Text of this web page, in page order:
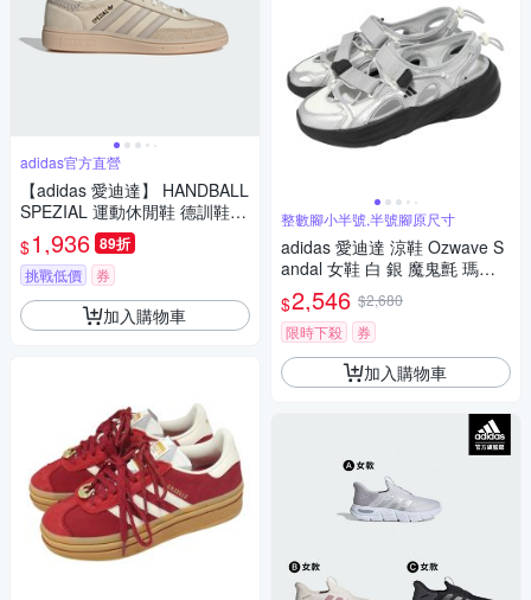
adidas官方直營
【adidas 愛迪達】 HANDBALL
SPEZIAL 運動休閒鞋 德訓鞋
女鞋 - Originals IE3699
$1,936 89折
挑戰低價 券
加入購物車
整數腳小半號,半號腳原尺寸
adidas 愛迪達 涼鞋 Ozwave S
andal 女鞋 白 銀 魔鬼氈 瑪莉
珍風厚底 KJ5964
$2,546 $2,680
限時下殺
券
加入購物車